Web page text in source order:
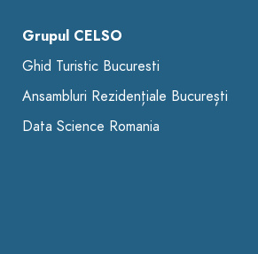
Grupul CELSO
Ghid Turistic Bucuresti
Ansambluri Rezidențiale București
Data Science Romania